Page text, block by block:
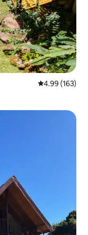
평점 4.99점(5
4.99 (163)